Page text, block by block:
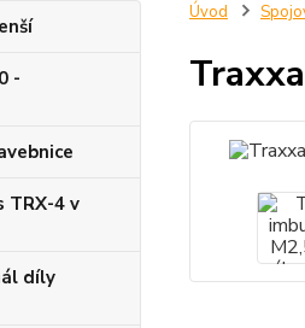
-
TRX-4 v
díly
Úvod